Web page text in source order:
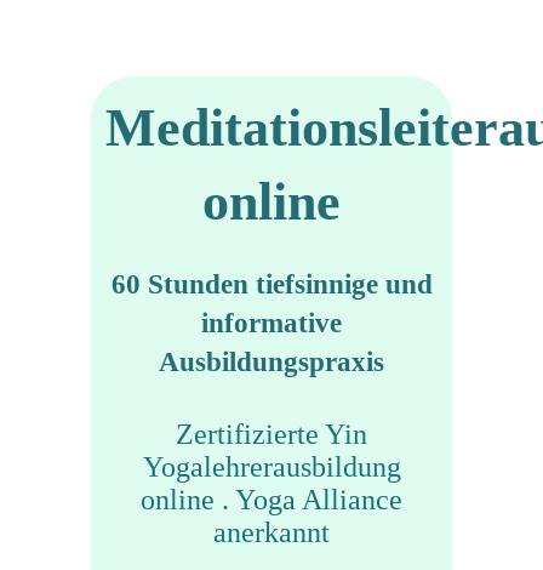
online
60 Stunden tiefsinnige und
informative
Ausbildungspraxis
Zertifizierte Yin
Yogalehrerausbildung
online . Yoga Alliance
anerkannt